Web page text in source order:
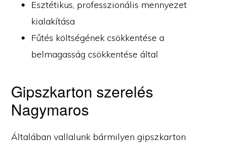
Esztétikus, professzionális mennyezet
kialakítása
Fűtés költségének csökkentése a
belmagasság csökkentése által
Gipszkarton szerelés
Nagymaros
Általában vallalunk bármilyen gipszkarton